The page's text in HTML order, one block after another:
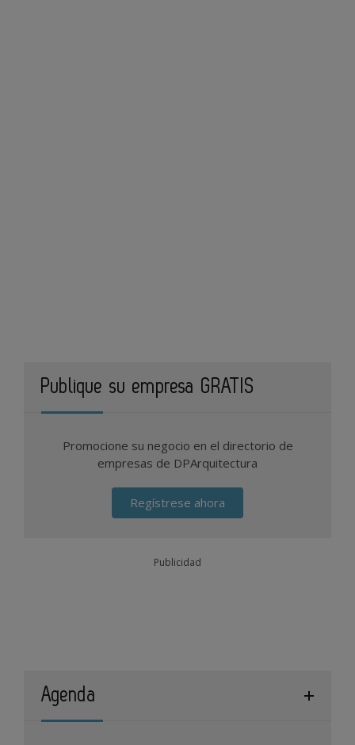
Publique su empresa GRATIS
Promocione su negocio en el directorio de
empresas de DPArquitectura
Regístrese ahora
Publicidad
Agenda